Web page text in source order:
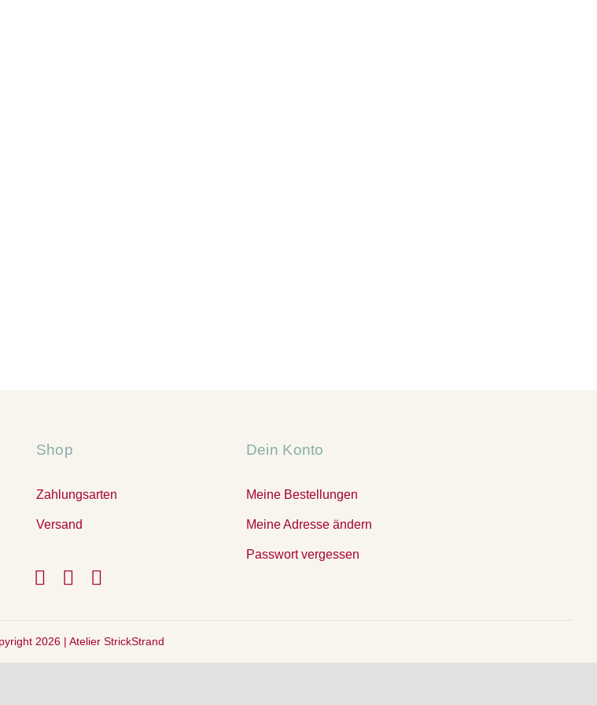
Shop
Zahlungsarten
Versand
Dein Konto
Meine Bestellungen
Meine Adresse ändern
Passwort vergessen
2026 | Atelier StrickStrand